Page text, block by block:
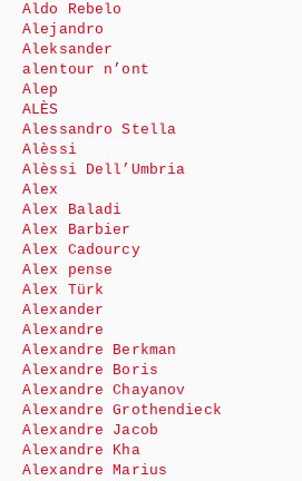
Aldo Rebelo
Alejandro
Aleksander
alentour n’ont
Alep
ALÈS
Alessandro Stella
Alèssi
Alèssi Dell’Umbria
Alex
Alex Baladi
Alex Barbier
Alex Cadourcy
Alex pense
Alex Türk
Alexander
Alexandre
Alexandre Berkman
Alexandre Boris
Alexandre Chayanov
Alexandre Grothendieck
Alexandre Jacob
Alexandre Kha
Alexandre Marius